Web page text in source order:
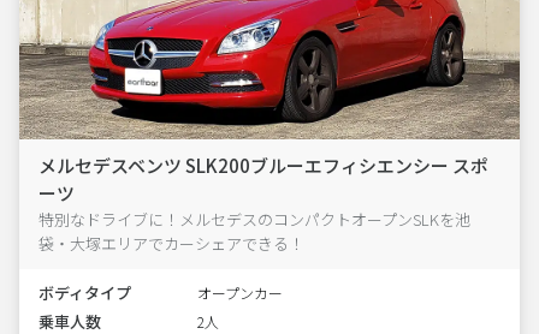
メルセデスベンツ SLK200ブルーエフィシエンシー スポ
ーツ
特別なドライブに！メルセデスのコンパクトオープンSLKを池
袋・大塚エリアでカーシェアできる！
ボディタイプ オープンカー
乗車人数 2人